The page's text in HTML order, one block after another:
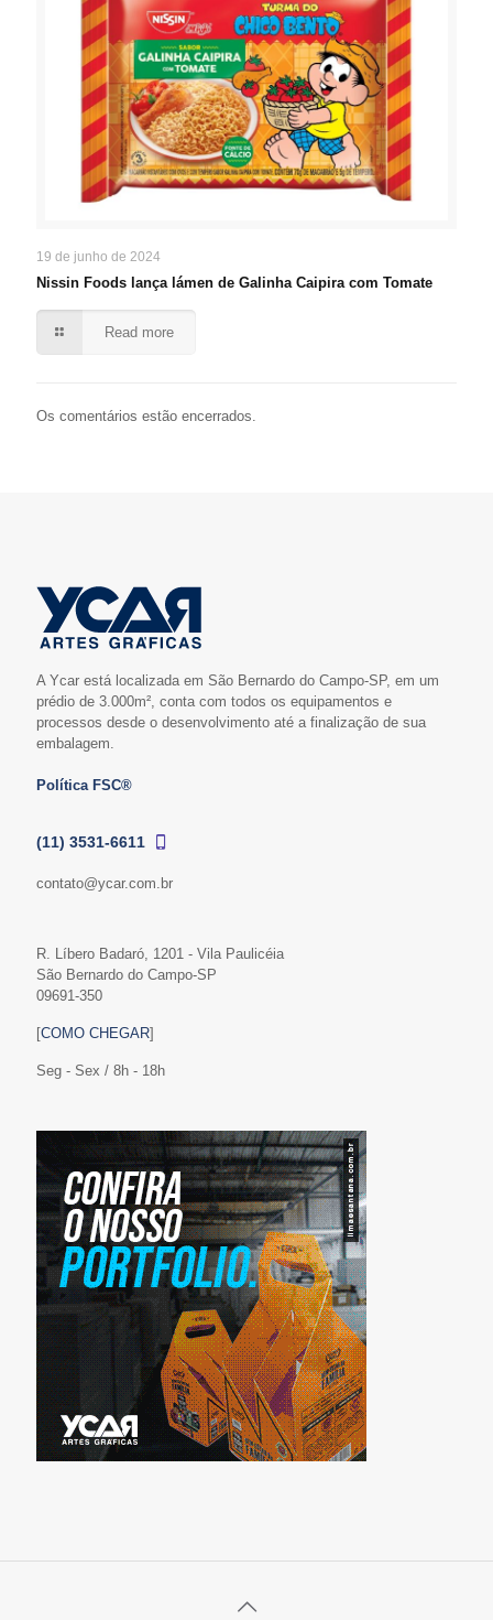
19 de junho de 2024
Nissin Foods lança lámen de Galinha Caipira com Tomate
Read more
Os comentários estão encerrados.
A Ycar está localizada em São Bernardo do Campo-SP, em um
prédio de 3.000m², conta com todos os equipamentos e
processos desde o desenvolvimento até a finalização de sua
embalagem.
Política FSC®
(11) 3531-6611
contato@ycar.com.br
R. Líbero Badaró, 1201 - Vila Paulicéia
São Bernardo do Campo-SP
09691-350
[COMO CHEGAR]
Seg - Sex / 8h - 18h